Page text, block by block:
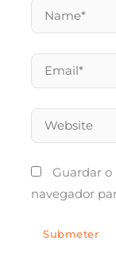
Name*
Email*
Guardar
navegador